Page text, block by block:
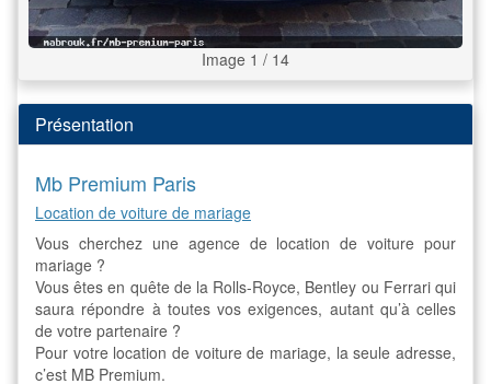
Image 1 / 14
Présentation
Mb Premium Paris
Location de voiture de mariage
Vous cherchez une agence de location de voiture pour
mariage ?
Vous êtes en quête de la Rolls-Royce, Bentley ou Ferrari qui
saura répondre à toutes vos exigences, autant qu’à celles
de votre partenaire ?
Pour votre location de voiture de mariage, la seule adresse,
c’est MB Premium.